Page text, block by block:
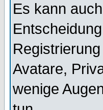
Es kann
Avatare,
wenige